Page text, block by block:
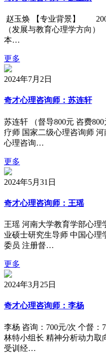
赵玉焕 【专业背景】
（发展与教育心理学方向
本…
更多
2024年7月2日
奇才心理咨询师：苏连轩
苏连轩 （督导800元 咨费
疗师 国家二级心理咨询师
心理咨询…
更多
2024年5月31日
奇才心理咨询师：王瑶
王瑶 河南大学教育学部心理
业硕士研究生导师 中国心理
委员 注册督…
更多
2024年3月25日
奇才心理咨询师：李杨
李杨 咨询：700元/次 个督：
林特小组长 精神分析动力取
受训经…